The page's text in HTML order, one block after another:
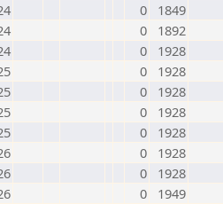
0
1849
0
1892
0
1928
0
1928
0
1928
0
1928
0
1928
0
1928
0
1928
0
1949